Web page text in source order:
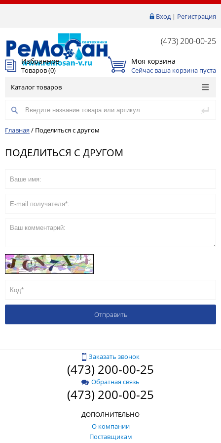
Вход| Регистрация
(473) 200-00-25
Избранное
Товаров (0)
Моя корзина
Сейчас ваша корзина пуста
Каталог товаров
Главная / Поделиться с другом
ПОДЕЛИТЬСЯ С ДРУГОМ
Заказать звонок
(473) 200-00-25
Обратная связь
(473) 200-00-25
ДОПОЛНИТЕЛЬНО
О компании
Поставщикам